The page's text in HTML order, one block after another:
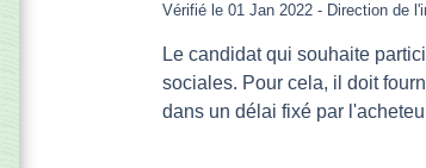
Vérifié le 01 Jan 2022 - Direction de
Le candidat qui souhaite
sociales. Pour cela, il doit
dans un délai fixé par